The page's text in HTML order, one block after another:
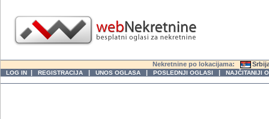
Nekretnine po lokacijama:
LOG IN | REGISTRACIJA | UNOS OGLASA | POSLEDNJI OGLASI | NAJČITANIJI